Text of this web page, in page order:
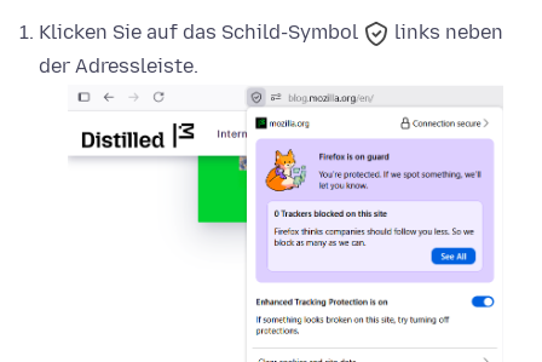
Klicken Sie auf das Schild-Symbol
links neben
der Adressleiste.